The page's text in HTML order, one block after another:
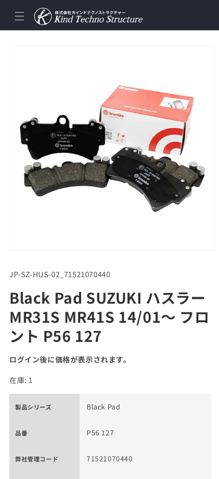
ンツに
進む
SKU:
JP-SZ-HUS-02_71521070440
Black Pad SUZUKI ハスラー
MR31S MR41S 14/01～ フロ
ント P56 127
ログイン後に価格が表示されます。
在庫: 1
製品シリーズ Black Pad
品番 P56 127
弊社管理コード 71521070440